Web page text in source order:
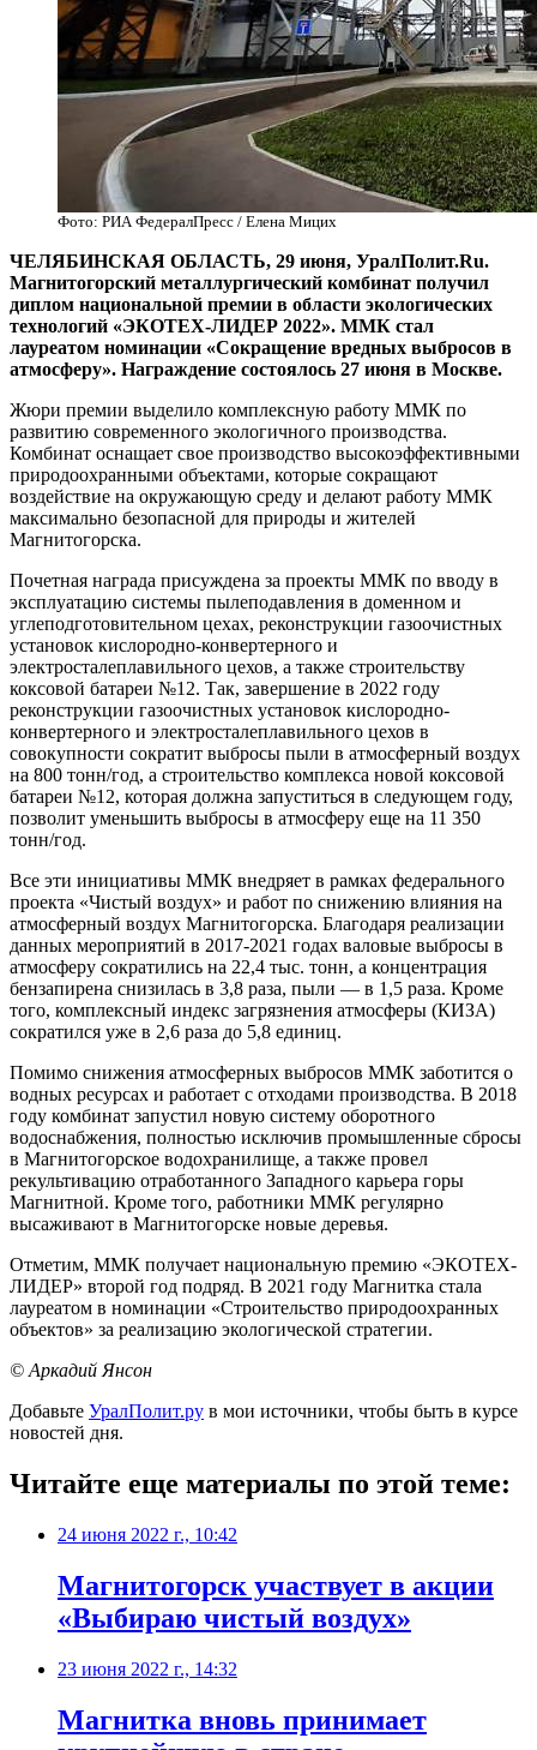
Фото: РИА ФедералПресс / Елена Мицих
ЧЕЛЯБИНСКАЯ ОБЛАСТЬ, 29 июня, УралПолит.Ru.
Магнитогорский металлургический комбинат получил
диплом национальной премии в области экологических
технологий «ЭКОТЕХ-ЛИДЕР 2022». ММК стал
лауреатом номинации «Сокращение вредных выбросов в
атмосферу». Награждение состоялось 27 июня в Москве.
Жюри премии выделило комплексную работу ММК по
развитию современного экологичного производства.
Комбинат оснащает свое производство высокоэффективными
природоохранными объектами, которые сокращают
воздействие на окружающую среду и делают работу ММК
максимально безопасной для природы и жителей
Магнитогорска.
Почетная награда присуждена за проекты ММК по вводу в
эксплуатацию системы пылеподавления в доменном и
углеподготовительном цехах, реконструкции газоочистных
установок кислородно-конвертерного и
электросталеплавильного цехов, а также строительству
коксовой батареи №12. Так, завершение в 2022 году
реконструкции газоочистных установок кислородно-
конвертерного и электросталеплавильного цехов в
совокупности сократит выбросы пыли в атмосферный воздух
на 800 тонн/год, а строительство комплекса новой коксовой
батареи №12, которая должна запуститься в следующем году,
позволит уменьшить выбросы в атмосферу еще на 11 350
тонн/год.
Все эти инициативы ММК внедряет в рамках федерального
проекта «Чистый воздух» и работ по снижению влияния на
атмосферный воздух Магнитогорска. Благодаря реализации
данных мероприятий в 2017-2021 годах валовые выбросы в
атмосферу сократились на 22,4 тыс. тонн, а концентрация
бензапирена снизилась в 3,8 раза, пыли — в 1,5 раза. Кроме
того, комплексный индекс загрязнения атмосферы (КИЗА)
сократился уже в 2,6 раза до 5,8 единиц.
Помимо снижения атмосферных выбросов ММК заботится о
водных ресурсах и работает с отходами производства. В 2018
году комбинат запустил новую систему оборотного
водоснабжения, полностью исключив промышленные сбросы
в Магнитогорское водохранилище, а также провел
рекультивацию отработанного Западного карьера горы
Магнитной. Кроме того, работники ММК регулярно
высаживают в Магнитогорске новые деревья.
Отметим, ММК получает национальную премию «ЭКОТЕХ-
ЛИДЕР» второй год подряд. В 2021 году Магнитка стала
лауреатом в номинации «Строительство природоохранных
объектов» за реализацию экологической стратегии.
© Аркадий Янсон
Добавьте УралПолит.ру в мои источники, чтобы быть в курсе
новостей дня.
Читайте еще материалы по этой теме:
24 июня 2022 г., 10:42
​Магнитогорск участвует в акции
«Выбираю чистый воздух»
23 июня 2022 г., 14:32
​Магнитка вновь принимает